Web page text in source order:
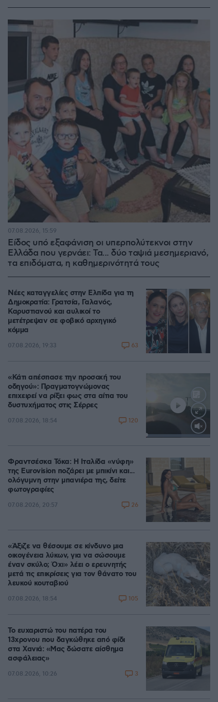
Είδος υπό εξαφάνιση οι υπερπολύτεκνοι στην
Ελλάδα που γερνάει: Τα... δύο ταψιά μεσημεριανό,
τα επιδόματα, η καθημερινότητά τους
07.08.2026, 15:59
Νέες καταγγελίες στην Ελπίδα για τη
Δημοκρατία: Γρατσία, Γαλανός,
Καρυστιανού και αυλικοί το
μετέτρεψαν σε φοβικό αρχηγικό
κόμμα
07.08.2026, 19:33 63
Loaded:
«Κάτι απέσπασε την προσοχή του
οδηγού»: Πραγματογνώμονας
επιχειρεί να ρίξει φως στα αίτια του
δυστυχήματος στις Σέρρες
07.08.2026, 18:54 120
Φραντσέσκα Τόκα: Η Ιταλίδα «νύφη»
της Eurovision ποζάρει με μπικίνι και...
ολόγυμνη στην μπανιέρα της, δείτε
φωτογραφίες
07.08.2026, 20:57 26
«Άξιζε να θέσουμε σε κίνδυνο μια
οικογένεια λύκων, για να σώσουμε
έναν σκύλο; Όχι» λέει ο ερευνητής
μετά τις επικρίσεις για τον θάνατο του
λευκού κουταβιού
07.08.2026, 18:54 105
Το ευχαριστώ του πατέρα του
13χρονου που δαγκώθηκε από φίδι
στα Χανιά: «Μας δώσατε αίσθημα
ασφάλειας»
07.08.2026, 10:26 3